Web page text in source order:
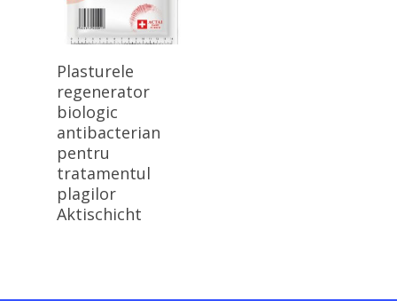
Citește Mai Mult
Plasturele
regenerator
biologic
antibacterian
pentru
tratamentul
plagilor
Aktischicht